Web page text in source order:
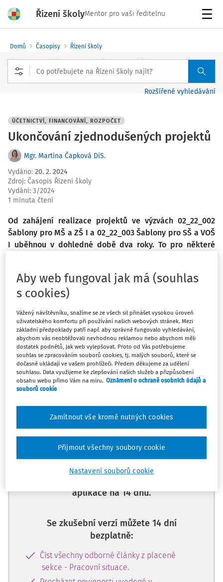
Řízení školyMentor pro vaši ředitelnu
Domů Časopisy Řízení školy
Rozšířené vyhledávání
ÚČETNICTVÍ, FINANCOVÁNÍ, ROZPOČET
Ukončování zjednodušených projektů
Mgr. Martina Čapková DiS.
Vydáno: 20. 2. 2024
Zdroj: Časopis Řízení školy
Vydání: 3/2024
1 minuta čtení
Od zahájení realizace projektů ve výzvách 02_22_002
Šablony pro MŠ a ZŠ I a 02_22_003 Šablony pro SŠ a VOŠ
I uběhnou v dohledné době dva roky. To pro některé
svého projektu před plánovaným datem ukončení z
důvodu splnění všech navolených aktivit neboli šablon.
Máte předplatné? Přihlaste se.
předplatitele.
Nemáte předplatné? Nevadí!
Zaregistrujte se, zadejte telefonní
číslo a získejte
aplikace na 14 dnů.
Se zkušební verzí můžete 14 dní
bezplatně:
Číst všechny odborné články z placené
sekce - Pracovní situace.
Aby web fungoval jak má (souhlas
s cookies)
Vážený návštěvníku, snažíme se ze všech sil přinášet vysokou úroveň
uživatelského komfortu při používání našich webových stránek. Mezi
základní předpoklady patří např. aby správně fungovalo vyhledávání,
abychom vás neobtěžovali nevhodnou reklamou nebo abychom měli
dostatek podnětů, jak web vylepšovat. Proto od Vás potřebujeme
souhlas se zpracováním souborů cookies, tj. malých souborů, které se
dočasně ukládají ve vašem prohlížeči. Předem děkujeme za udělení
souhlasu. Data využijeme ke zlepšování našich služeb a přizpůsobení
obsahu webu přímo Vám na míru. Oznámení o ochraně osobních údajů a
souborů cookie
Nastavení souborů cookie
Zamítnout vše kromě nutných cookies
Přijmout všechny soubory cookie